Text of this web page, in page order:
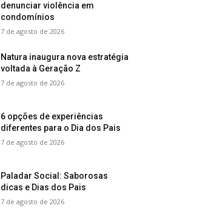
denunciar violência em
condomínios
7 de agosto de 2026
Natura inaugura nova estratégia
voltada à Geração Z
7 de agosto de 2026
6 opções de experiências
diferentes para o Dia dos Pais
7 de agosto de 2026
Paladar Social: Saborosas
dicas e Dias dos Pais
7 de agosto de 2026